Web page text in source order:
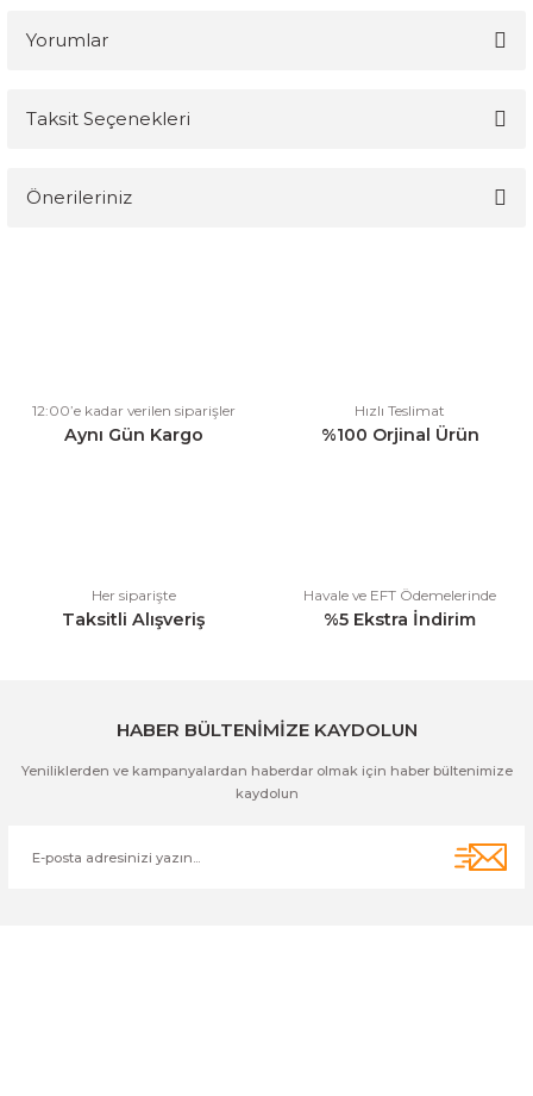
Yorumlar
Taksit Seçenekleri
Önerileriniz
Ürün açıklamasında eksik bilgiler bulunuyor.
Ürün bilgilerinde hatalar bulunuyor.
12:00’e kadar verilen siparişler
Aynı Gün Kargo
Hızlı Teslimat
%100 Orjinal Ürün
Her siparişte
Taksitli Alışveriş
Havale ve EFT Ödemelerinde
%5 Ekstra İndirim
HABER BÜLTENİMİZE KAYDOLUN
Yeniliklerden ve kampanyalardan haberdar olmak için haber bültenimize
kaydolun